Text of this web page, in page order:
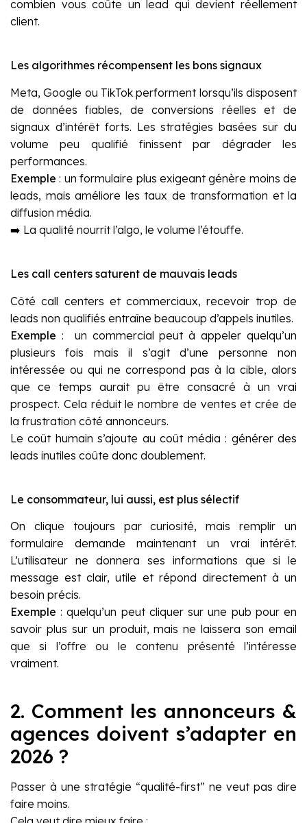
combien vous coûte un lead qui devient réellement
client.
Les algorithmes récompensent les bons signaux
Meta, Google ou TikTok performent lorsqu’ils disposent
de données fiables, de conversions réelles et de
signaux d’intérêt forts. Les stratégies basées sur du
volume peu qualifié finissent par dégrader les
performances.
Exemple : un formulaire plus exigeant génère moins de
leads, mais améliore les taux de transformation et la
diffusion média.
➡️ La qualité nourrit l’algo, le volume l’étouffe.
Les call centers saturent de mauvais leads
Côté call centers et commerciaux, recevoir trop de
leads non qualifiés entraîne beaucoup d’appels inutiles.
Exemple : un commercial peut à appeler quelqu’un
plusieurs fois mais il s’agit d’une personne non
intéressée ou qui ne correspond pas à la cible, alors
que ce temps aurait pu être consacré à un vrai
prospect. Cela réduit le nombre de ventes et crée de
la frustration côté annonceurs.
Le coût humain s’ajoute au coût média : générer des
leads inutiles coûte donc doublement.
Le consommateur, lui aussi, est plus sélectif
On clique toujours par curiosité, mais remplir un
formulaire demande maintenant un vrai intérêt.
L’utilisateur ne donnera ses informations que si le
message est clair, utile et répond directement à un
besoin précis.
Exemple : quelqu’un peut cliquer sur une pub pour en
savoir plus sur un produit, mais ne laissera son email
que si l’offre ou le contenu présenté l’intéresse
vraiment.
2. Comment les annonceurs &
agences doivent s’adapter en
2026 ?
Passer à une stratégie “qualité-first” ne veut pas dire
faire moins.